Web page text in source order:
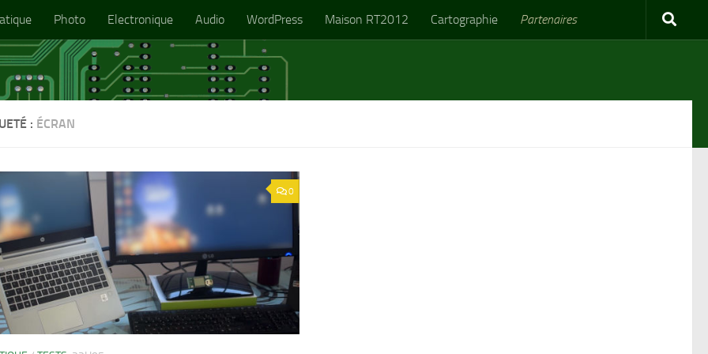
Photo Electronique Audio WordPress Maison RT2012 Cartographie Partenaires
: ÉCRAN
0